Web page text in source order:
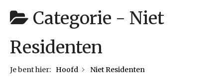
Categorie - Niet
Residenten
Je bent hier: Hoofd Niet Residenten